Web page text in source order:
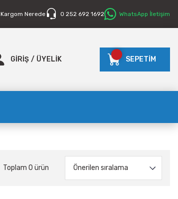
Kargom Nerede 0 252 692 1692 WhatsApp İletişim
GİRİŞ / ÜYELİK SEPETİM
Toplam 0 ürün